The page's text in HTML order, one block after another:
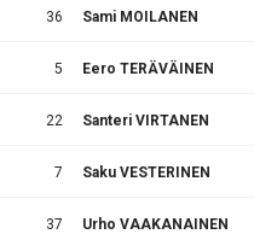
36 Sami MOILANEN
5 Eero TERÄVÄINEN
22 Santeri VIRTANEN
7 Saku VESTERINEN
37 Urho VAAKANAINEN